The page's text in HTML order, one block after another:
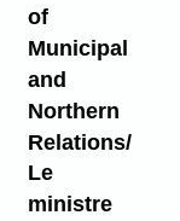
of
Municipal
and
Northern
Relations/
Le
ministre